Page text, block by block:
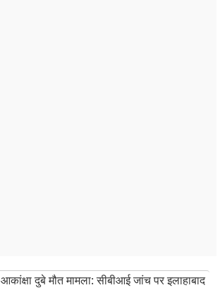
आकांक्षा दुबे मौत मामला: सीबीआई जांच पर इलाहाबाद